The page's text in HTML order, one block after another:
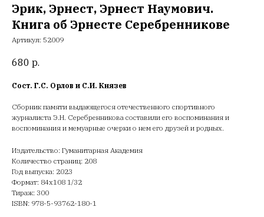
Эрик, Эрнест, Эрнест Наумович.
Книга об Эрнесте Серебренникове
Артикул: 52009
680 р.
Сост. Г.С. Орлов и С.И. Князев
Сборник памяти выдающегося отечественного спортивного
журналиста Э.Н. Серебренникова составили его воспоминания и
воспоминания и мемуарные очерки о нем его друзей и родных.
Издательство: Гуманитарная Академия
Количество страниц: 208
Год выпуска: 2023
Формат: 84х108 1/32
Тираж: 300
ISBN: 978-5-93762-180-1